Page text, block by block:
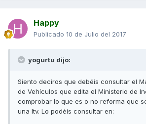
Happy
Publicado 10 de Julio del 2017
yogurtu dijo:
Siento deciros que debéis consultar el
de Vehículos que edita el Ministerio de
comprobar lo que es o no reforma que
una Itv. Lo podéis consultar en: